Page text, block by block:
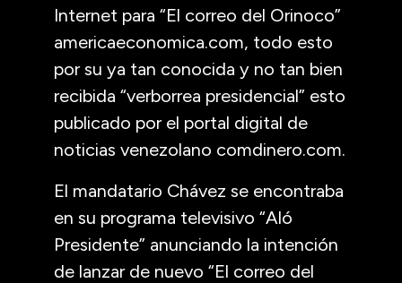
Internet para “El correo del Orinoco”
americaeconomica.com, todo esto
por su ya tan conocida y no tan bien
recibida “verborrea presidencial” esto
publicado por el portal digital de
noticias venezolano comdinero.com.
El mandatario Chávez se encontraba
en su programa televisivo “Aló
Presidente” anunciando la intención
de lanzar de nuevo “El correo del